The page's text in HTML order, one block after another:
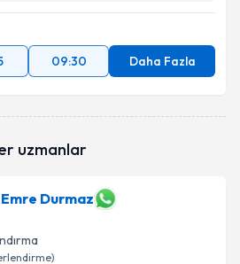
09:30 Daha Fazla
uzmanlar
Durmaz